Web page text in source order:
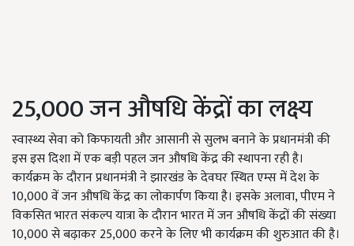
25,000 जन औषधि केंद्रों का लक्ष्य
स्वास्थ्य सेवा को किफायती और आसानी से सुलभ बनाने के प्रधानमंत्री की
इस इस दिशा में एक बड़ी पहल जन औषधि केंद्र की स्थापना रही है।
कार्यक्रम के दौरान प्रधानमंत्री ने झारखंड के देवघर स्थित एम्स में देश के
10,000 वें जन औषधि केंद्र का लोकार्पण किया है। इसके अलावा, पीएम ने
विकसित भारत संकल्प यात्रा के दौरान भारत में जन औषधि केंद्रों की संख्या
10,000 से बढ़ाकर 25,000 करने के लिए भी कार्यक्रम की शुरुआत की है।